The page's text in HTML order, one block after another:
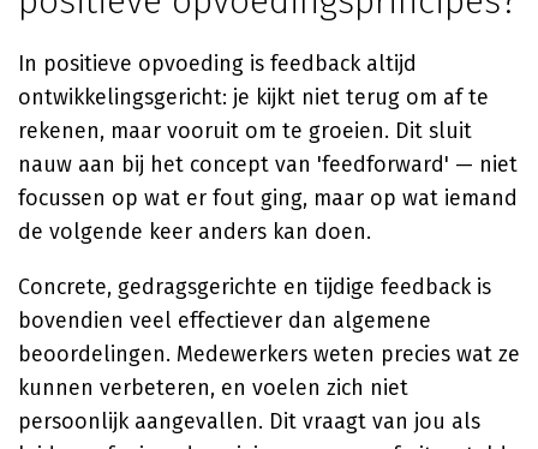
In positieve opvoeding is feedback altijd
ontwikkelingsgericht: je kijkt niet terug om af te
rekenen, maar vooruit om te groeien. Dit sluit
nauw aan bij het concept van 'feedforward' — niet
focussen op wat er fout ging, maar op wat iemand
de volgende keer anders kan doen.
Concrete, gedragsgerichte en tijdige feedback is
bovendien veel effectiever dan algemene
beoordelingen. Medewerkers weten precies wat ze
kunnen verbeteren, en voelen zich niet
persoonlijk aangevallen. Dit vraagt van jou als